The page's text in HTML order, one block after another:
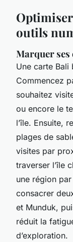
outils
Marquer
Une carte Bali
Commencez
souhaitez
ou encore le
l’île. Ensuite,
plages de
visites par
traverser l’île
une région
consacrer
et Munduk,
réduit la
d’exploration.